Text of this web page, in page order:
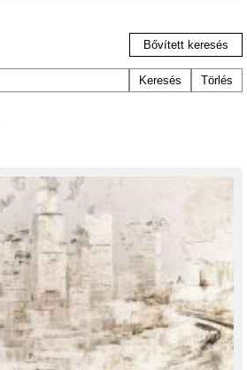
Bővített keresés
Keresés Törlés